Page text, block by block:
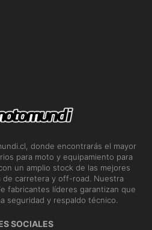
donde encontrarás el mayor
para moto y equipamiento para
un amplio stock de las mejores
de carretera y off-road. Nuestra
fabricantes líderes garantizan que
seguridad y respaldo técnico.
SOCIALES